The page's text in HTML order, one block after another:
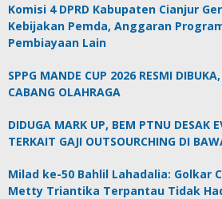
Komisi 4 DPRD Kabupaten Cianjur
Kebijakan Pemda, Anggaran
Pembiayaan Lain
SPPG MANDE CUP 2026 RESMI
CABANG OLAHRAGA
DIDUGA MARK UP, BEM PTNU DESAK
TERKAIT GAJI OUTSOURCHING DI
Milad ke-50 Bahlil Lahadalia: Golkar
Metty Triantika Terpantau Tidak